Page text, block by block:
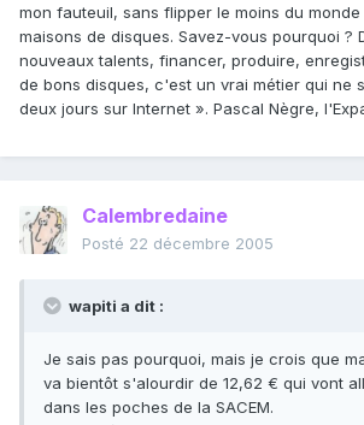
mon fauteuil, sans flipper le moins du
maisons de disques. Savez-vous pourquoi ?
nouveaux talents, financer, produire,
de bons disques, c'est un vrai métier qui ne
deux jours sur Internet ». Pascal Nègre,
Calembredaine
Posté 22 décembre 2005
wapiti a dit :
Je sais pas pourquoi, mais je crois que
va bientôt s'alourdir de 12,62 € qui vont
dans les poches de la SACEM.